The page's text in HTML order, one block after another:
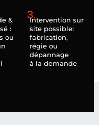
&
:
ou
3.
Intervention sur
site possible:
fabrication,
régie ou
dépannage
à la demande